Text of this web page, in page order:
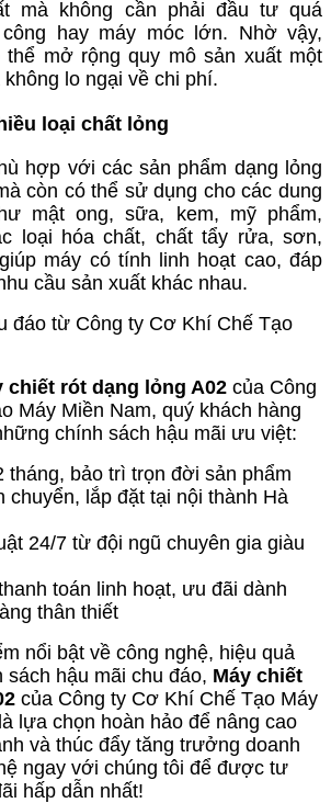
mà không cần phải đầu tư quá
hay máy móc lớn. Nhờ vậy,
thể mở rộng quy mô sản xuất một
lo ngại về chi phí.
loại chất lỏng
hợp với các sản phẩm dạng lỏng
còn có thể sử dụng cho các dung
mật ong, sữa, kem, mỹ phẩm,
loại hóa chất, chất tẩy rửa, sơn,
máy có tính linh hoạt cao, đáp
cầu sản xuất khác nhau.
đáo từ Công ty Cơ Khí Chế Tạo
chiết rót dạng lỏng A02 của Công
Máy Miền Nam, quý khách hàng
chính sách hậu mãi ưu việt:
tháng, bảo trì trọn đời sản phẩm
chuyển, lắp đặt tại nội thành Hà
24/7 từ đội ngũ chuyên gia giàu
toán linh hoạt, ưu đãi dành
thân thiết
nổi bật về công nghệ, hiệu quả
sách hậu mãi chu đáo, Máy chiết
của Công ty Cơ Khí Chế Tạo Máy
lựa chọn hoàn hảo để nâng cao
và thúc đẩy tăng trưởng doanh
ngay với chúng tôi để được tư
hấp dẫn nhất!